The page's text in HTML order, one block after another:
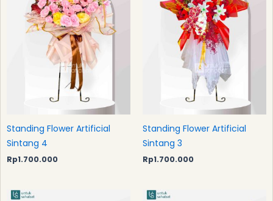
Standing Flower Artificial
Sintang 4
Rp1.700.000
Standing Flower Artificial
Sintang 3
Rp1.700.000